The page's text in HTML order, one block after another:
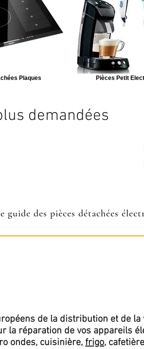
Plaques Pièces Petit
demandées
des pièces détachées
de la distribution et de la
la réparation de vos appareils
ondes, cuisinière, frigo,